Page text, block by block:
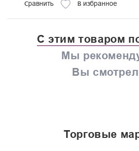
Сравнить В избранное
С этим товаром
Мы
Вы
торговые